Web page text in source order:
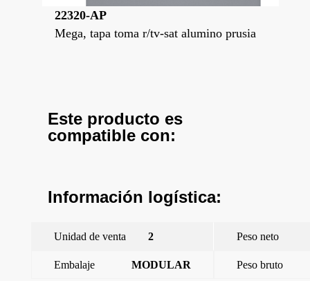
22320-AP
Mega, tapa toma r/tv-sat alumino prusia
Este producto es
compatible con:
Información logística:
Unidad de venta 2 Peso neto
Embalaje MODULAR Peso bruto